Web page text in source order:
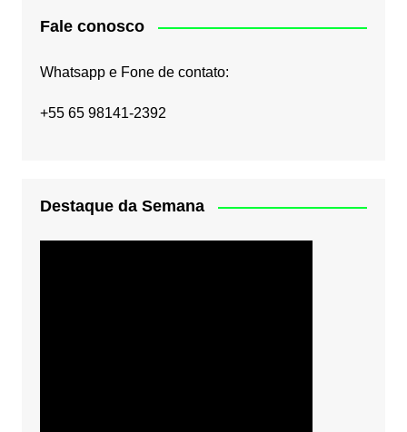
Fale conosco
Whatsapp e Fone de contato:
+55 65 98141-2392
Destaque da Semana